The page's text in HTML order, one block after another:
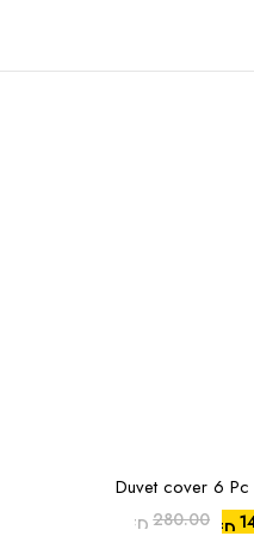
Duvet cover 6
AED 280.00AED